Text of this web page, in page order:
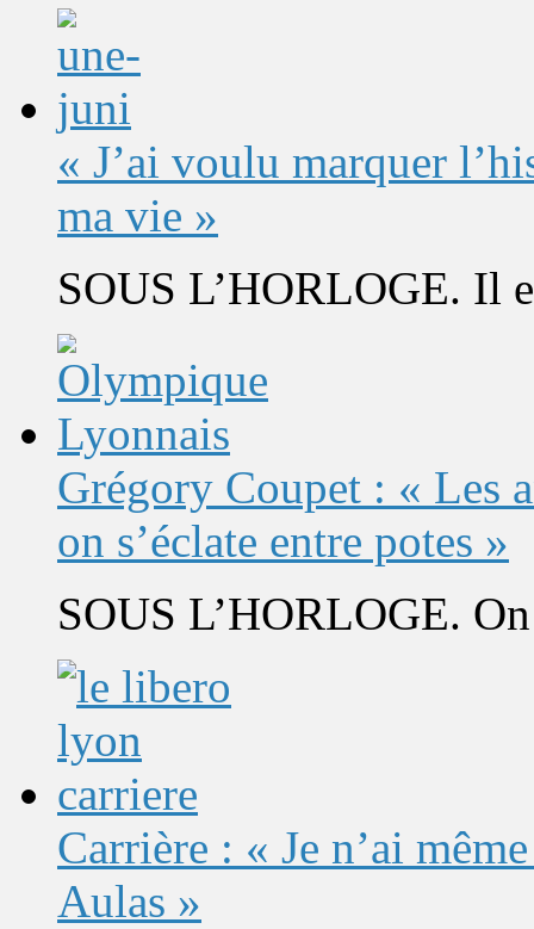
« J’ai voulu marquer
ma vie »
SOUS L’HORLOGE. Il
Grégory Coupet : « Les
on s’éclate entre potes »
SOUS L’HORLOGE.
Carrière : « Je n’ai
Aulas »